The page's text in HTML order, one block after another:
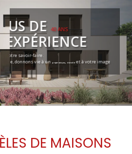
PLUS DE40 ANS
D'EXPÉRIENCE
Votre maison, notre savoir-faire.
Ensemble, donnons vie à unprojet unique,durableet à votre image
DEMANDER UNE ÉTUDE
DE MAISONS